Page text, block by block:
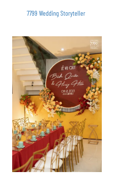
7799 Wedding Storyteller